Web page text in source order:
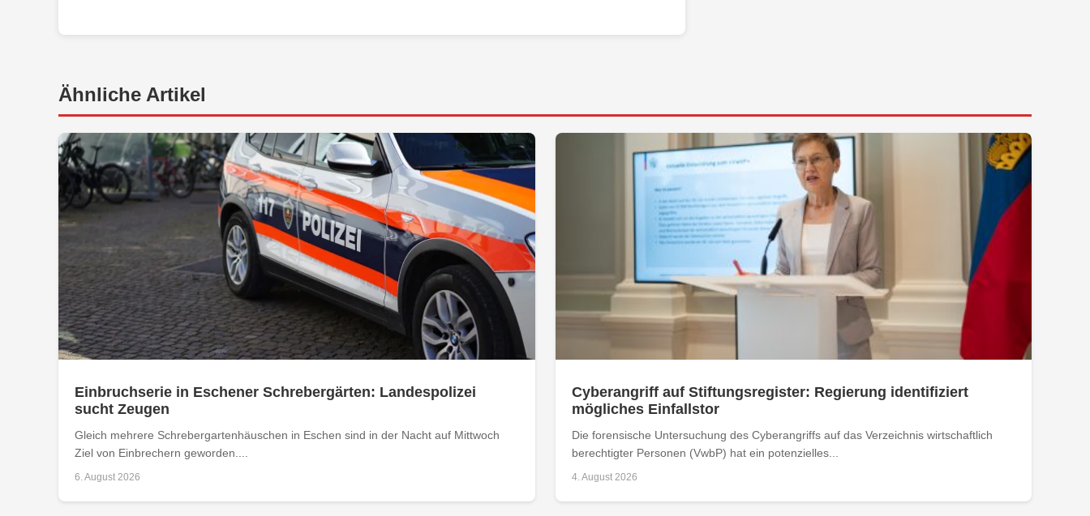
Ähnliche Artikel
Einbruchserie in Eschener Schrebergärten: Landespolizei
sucht Zeugen
Gleich mehrere Schrebergartenhäuschen in Eschen sind in der Nacht auf Mittwoch
Ziel von Einbrechern geworden....
6. August 2026
Cyberangriff auf Stiftungsregister: Regierung identifiziert
mögliches Einfallstor
Die forensische Untersuchung des Cyberangriffs auf das Verzeichnis wirtschaftlich
berechtigter Personen (VwbP) hat ein potenzielles...
4. August 2026